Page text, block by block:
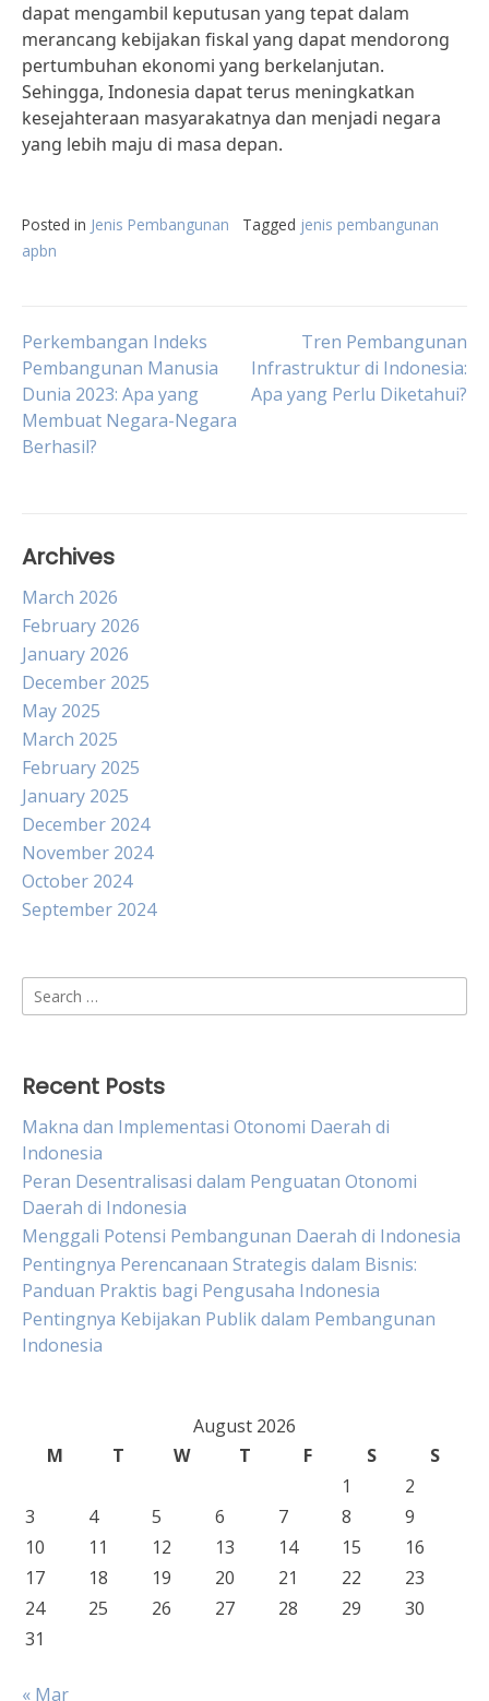
dapat mengambil keputusan yang tepat dalam
merancang kebijakan fiskal yang dapat mendorong
pertumbuhan ekonomi yang berkelanjutan.
Sehingga, Indonesia dapat terus meningkatkan
kesejahteraan masyarakatnya dan menjadi negara
yang lebih maju di masa depan.
Posted in Jenis Pembangunan Tagged jenis pembangunan
apbn
Post
navigation
Perkembangan Indeks
Pembangunan Manusia
Dunia 2023: Apa yang
Membuat Negara-Negara
Berhasil?
Tren Pembangunan
Infrastruktur di Indonesia:
Apa yang Perlu Diketahui?
Archives
March 2026
February 2026
January 2026
December 2025
May 2025
March 2025
February 2025
January 2025
December 2024
November 2024
October 2024
September 2024
Search
for:
Recent Posts
Makna dan Implementasi Otonomi Daerah di
Indonesia
Peran Desentralisasi dalam Penguatan Otonomi
Daerah di Indonesia
Menggali Potensi Pembangunan Daerah di Indonesia
Pentingnya Perencanaan Strategis dalam Bisnis:
Panduan Praktis bagi Pengusaha Indonesia
Pentingnya Kebijakan Publik dalam Pembangunan
Indonesia
August 2026
M
T W T F S
S
1
2
3
4 5 6 7 8
9
10
11 12 13 14 15
16
17
18 19 20 21 22
23
24
25 26 27 28 29
30
31
« Mar